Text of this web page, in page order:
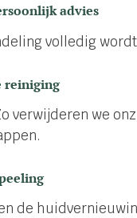
advies
volledig
reiniging
verwijderen we
de